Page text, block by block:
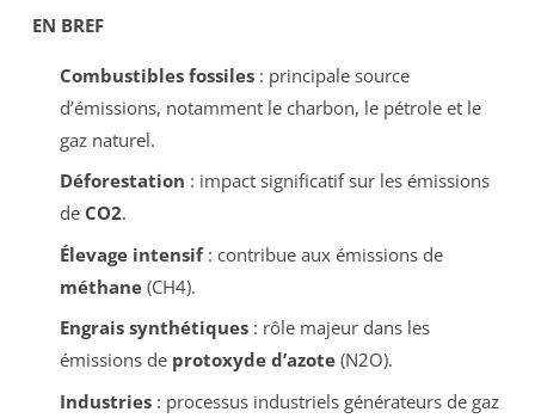
EN BREF
Combustibles fossiles: principale source
d’émissions, notamment le charbon, le pétrole et le
gaz naturel.
Déforestation : impact significatif sur les émissions
de CO2.
Élevage intensif: contribue aux émissions de
méthane(CH4).
Engrais synthétiques: rôle majeur dans les
émissions de protoxyde d’azote(N2O).
Industries: processus industriels générateurs de gaz